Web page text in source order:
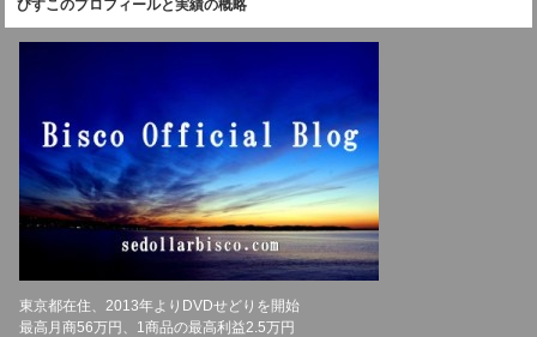
びすこのプロフィールと実績の概略
東京都在住、2013年よりDVDせどりを開始
最高月商56万円、1商品の最高利益2.5万円